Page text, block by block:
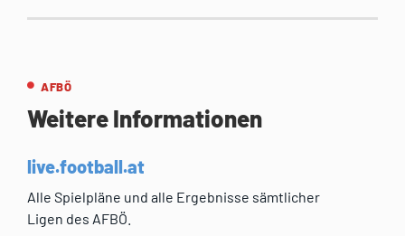
AFBÖ
Weitere Informationen
live.football.at
Alle Spielpläne und alle Ergebnisse sämtlicher
Ligen des AFBÖ.